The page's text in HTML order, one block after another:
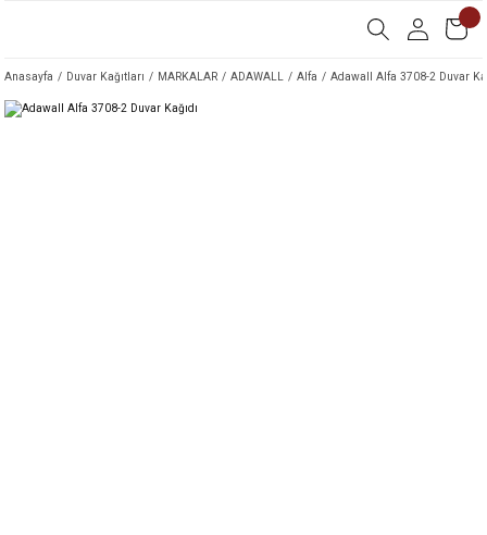
Anasayfa Duvar Kağıtları MARKALAR ADAWALL Alfa Adawall Alfa 3708-2 Duvar